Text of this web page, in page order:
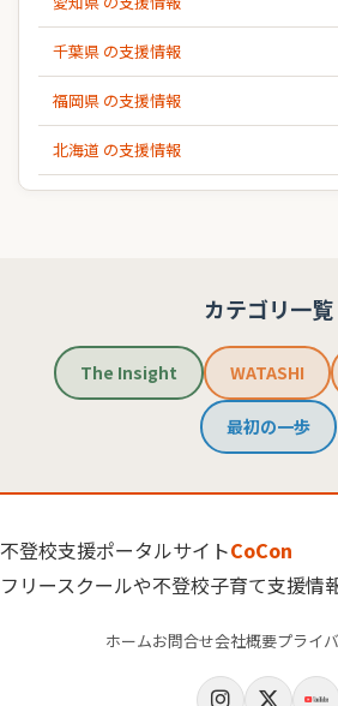
千葉県 の支援情報
福岡県 の支援情報
北海道 の支援情報
カテゴリ一覧
The Insight WATASHI
最初の一歩
不登校支援ポータルサイトCoCon
フリースクールや不登校子育て支援情
ホームお問合せ会社概要プライ